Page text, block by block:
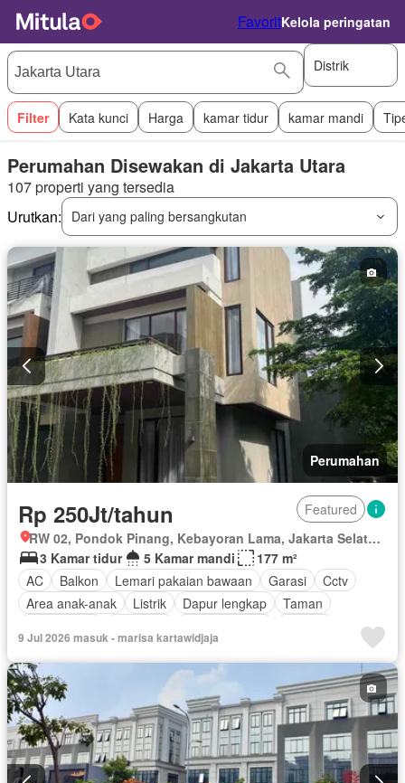
FavoritKelola peringatan
Distrik
Filter Kata kunci Harga kamar tidur kamar mandi
Perumahan Disewakan di Jakarta Utara
107 properti yang tersedia
Urutkan:
Dari yang paling bersangkutan
Perumahan
Rp 250Jt/tahun
Featured
RW 02, Pondok Pinang, Kebayoran Lama, Jakarta Selatan, Daerah Khusus Ibukota Jakarta
3 Kamar tidur
5 Kamar mandi
177 m²
AC
Balkon Lemari pakaian bawaan Garasi
Cctv
Area anak-anak
Listrik Dapur lengkap
Taman
Keamanan
Secure parking Teras
Wifi
Kabel video Berperabot lengkap
9 Jul 2026 masuk - marisa kartawidjaja